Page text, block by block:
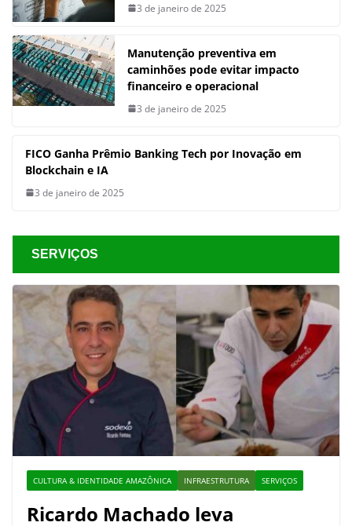
3 de janeiro de 2025
Manutenção preventiva em
caminhões pode evitar impacto
financeiro e operacional
3 de janeiro de 2025
FICO Ganha Prêmio Banking Tech por Inovação em
Blockchain e IA
3 de janeiro de 2025
SERVIÇOS
CULTURA & IDENTIDADE AMAZÔNICA INFRAESTRUTURA SERVIÇOS
Ricardo Machado leva